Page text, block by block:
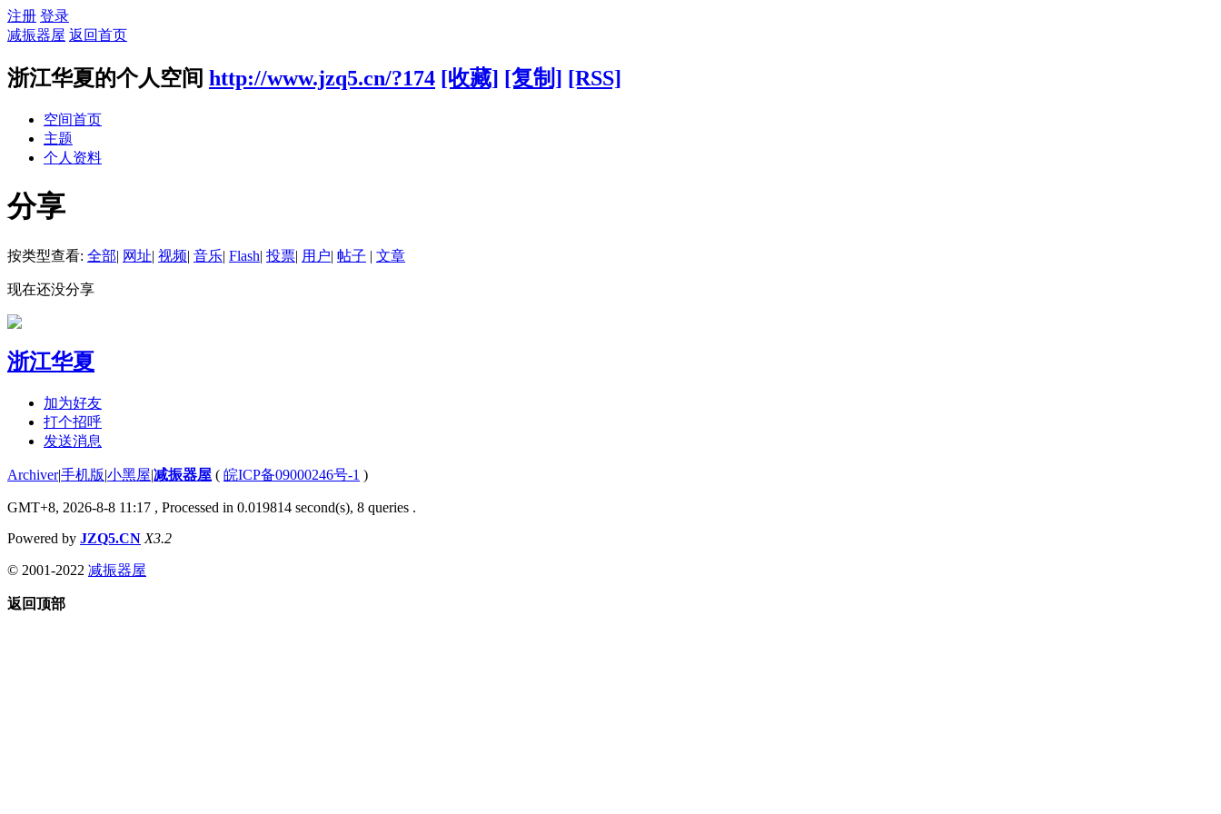
注册 登录
减振器屋 返回首页
浙江华夏的个人空间 http://www.jzq5.cn/?174 [收藏] [复制] [RSS]
空间首页
主题
个人资料
分享
按类型查看: 全部| 网址| 视频| 音乐| Flash| 投票| 用户| 帖子 | 文章
现在还没分享
浙江华夏
加为好友
打个招呼
发送消息
Archiver|手机版|小黑屋|减振器屋 ( 皖ICP备09000246号-1 )
GMT+8, 2026-8-8 11:17 , Processed in 0.019814 second(s), 8 queries .
Powered by JZQ5.CN X3.2
© 2001-2022 减振器屋
返回顶部